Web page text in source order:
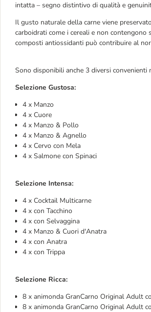
intatta – segno distintivo di qualità e
Il gusto naturale della carne viene
carboidrati come i cereali e non contengono
composti antiossidanti può contribuire al
Sono disponibili anche 3 diversi
Selezione Gustosa:
4 x Manzo
4 x Cuore
4 x Manzo & Pollo
4 x Manzo & Agnello
4 x Cervo con Mela
4 x Salmone con Spinaci
Selezione Intensa:
4 x Cocktail Multicarne
4 x con Tacchino
4 x con Selvaggina
4 x Manzo & Cuori d'Anatra
4 x con Anatra
4 x con Trippa
Selezione Ricca:
8 x animonda GranCarno Original Adult
8 x animonda GranCarno Original Adult